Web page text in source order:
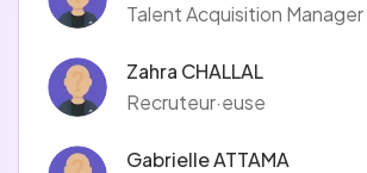
Talent Acquisition Manager
Zahra CHALLAL
Recruteur·euse
Gabrielle ATTAMA